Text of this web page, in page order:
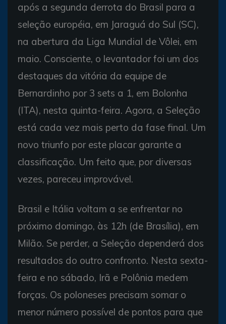
após a segunda derrota do Brasil para a
seleção européia, em Jaraguá do Sul (SC),
na abertura da Liga Mundial de Vôlei, em
maio. Consciente, o levantador foi um dos
destaques da vitória da equipe de
Bernardinho por 3 sets a 1, em Bolonha
(ITA), nesta quinta-feira. Agora, a Seleção
está cada vez mais perto da fase final. Um
novo triunfo por este placar garante a
classificação. Um feito que, por diversas
vezes, pareceu improvável.
Brasil e Itália voltam a se enfrentar no
próximo domingo, às 12h (de Brasília), em
Milão. Se perder, a Seleção dependerá dos
resultados do outro confronto. Nesta sexta-
feira e no sábado, Irã e Polônia medem
forças. Os poloneses precisam somar o
menor número possível de pontos para que